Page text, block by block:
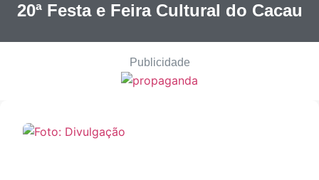
20ª Festa e Feira Cultural do Cacau
Publicidade